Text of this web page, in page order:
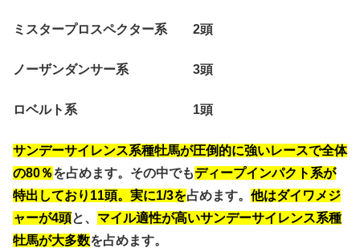
ミスタープロスペクター系 2頭
ノーザンダンサー系 3頭
ロベルト系 1頭
サンデーサイレンス系種牡馬が圧倒的に強いレースで全体
の80％を占めます。その中でもディープインパクト系が
特出しており11頭。実に1/3を占めます。 他はダイワメジ
ャーが4頭と、 マイル適性が高いサンデーサイレンス系種
牡馬が大多数を占めます。